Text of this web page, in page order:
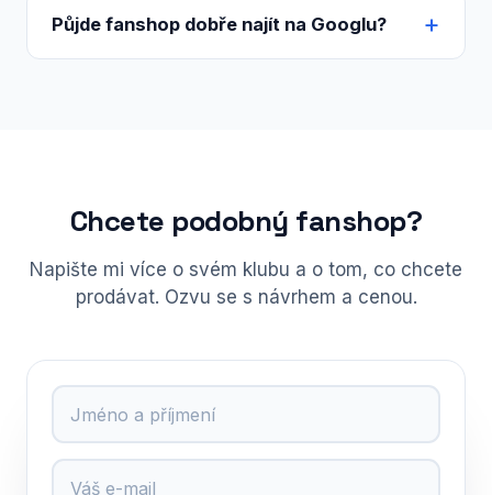
Půjde fanshop dobře najít na Googlu?
Chcete podobný fanshop?
Napište mi více o svém klubu a o tom, co chcete
prodávat. Ozvu se s návrhem a cenou.